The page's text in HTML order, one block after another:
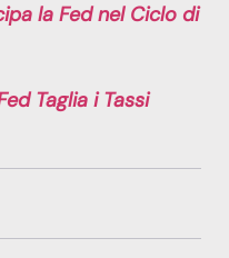
la Fed nel Ciclo di
Taglia i Tassi